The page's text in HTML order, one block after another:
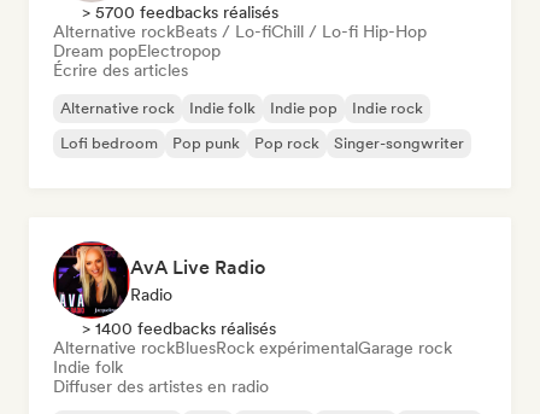
> 5700 feedbacks réalisés
Alternative rockBeats / Lo-fiChill / Lo-fi Hip-Hop
Dream popElectropop
Écrire des articles
Alternative rock Indie folk Indie pop
Indie rock
Lofi bedroom
Pop punk Pop rock Singer-songwriter
AvA Live Radio
Radio
> 1400 feedbacks réalisés
Alternative rockBluesRock expérimentalGarage rock
Indie folk
Diffuser des artistes en radio